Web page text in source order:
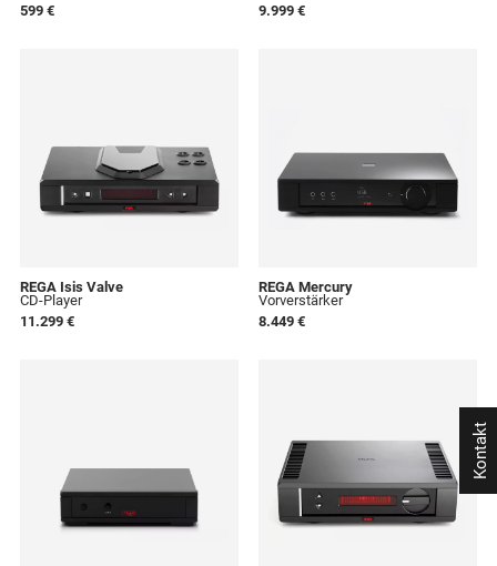
599 €
9.999 €
REGA Isis Valve
CD-Player
11.299 €
REGA Mercury
Vorverstärker
8.449 €
Kontakt